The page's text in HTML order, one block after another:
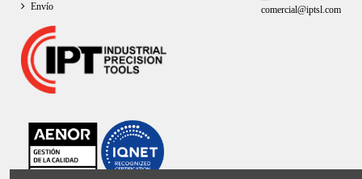
Envío
comercial@iptsl.com